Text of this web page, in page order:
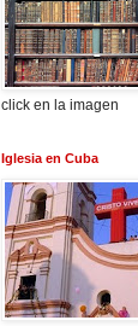
click en la imagen
Iglesia en Cuba